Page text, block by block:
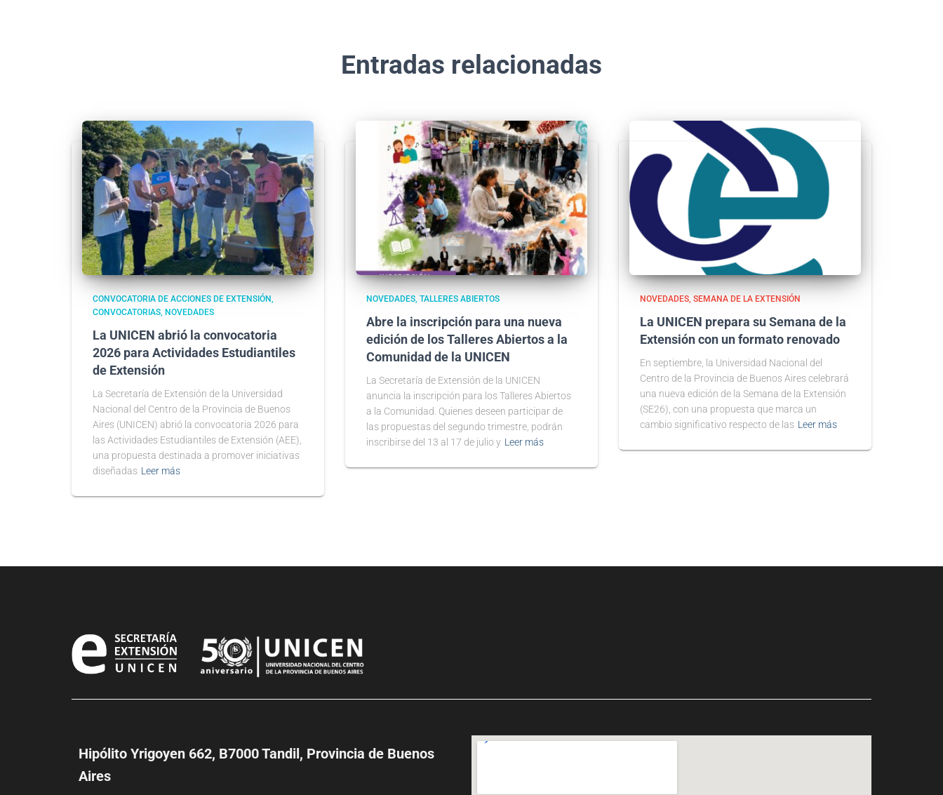
Entradas relacionadas
CONVOCATORIA DE ACCIONES DE EXTENSIÓN
CONVOCATORIAS NOVEDADES
La UNICEN abrió la convocatoria
2026 para Actividades Estudiantiles
de Extensión
La Secretaría de Extensión de la Universidad
Nacional del Centro de la Provincia de Buenos
Aires (UNICEN) abrió la convocatoria 2026 para
las Actividades Estudiantiles de Extensión (AEE),
una propuesta destinada a promover iniciativas
diseñadas Leer más
NOVEDADES TALLERES ABIERTOS
Abre la inscripción para una nueva
edición de los Talleres Abiertos a la
Comunidad de la UNICEN
La Secretaría de Extensión de la UNICEN
anuncia la inscripción para los Talleres Abiertos
a la Comunidad. Quienes deseen participar de
las propuestas del segundo trimestre, podrán
inscribirse del 13 al 17 de julio y Leer más
NOVEDADES SEMANA DE LA EXTENSIÓN
La UNICEN prepara su Semana de la
Extensión con un formato renovado
En septiembre, la Universidad Nacional del
Centro de la Provincia de Buenos Aires celebrará
una nueva edición de la Semana de la Extensión
(SE26), con una propuesta que marca un
cambio significativo respecto de las Leer más
Hipólito Yrigoyen 662, B7000 Tandil, Provincia de Buenos
Aires